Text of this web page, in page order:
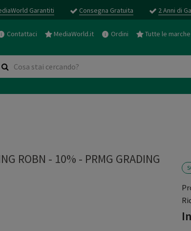
Garantiti Consegna Gratuita 2 Anni di
Contattaci MediaWorld.it Ordini Tutte le marche
ROBN - 10% - PRMG GRADING